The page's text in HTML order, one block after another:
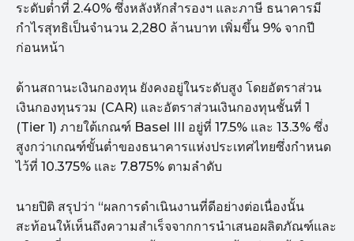
ระดับต่ำที่ 2.40% ซึ่งหลังหักสำรองฯ และภาษี ธนาคารมี
กำไรสุทธิเป็นจำนวน 2,280 ล้านบาท เพิ่มขึ้น 9% จากปี
ก่อนหน้า
ด้านสถานะเงินกองทุน ยังคงอยู่ในระดับสูง โดยอัตราส่วน
เงินกองทุนรวม (CAR) และอัตราส่วนเงินกองทุนชั้นที่ 1
(Tier 1) ภายใต้เกณฑ์ Basel III อยู่ที่ 17.5% และ 13.3% ซึ่ง
สูงกว่าเกณฑ์ขั้นต่ำของธนาคารแห่งประเทศไทยซึ่งกำหนด
ไว้ที่ 10.375% และ 7.875% ตามลำดับ
นายปิติ สรุปว่า “ผลการดำเนินงานที่ดีอย่างต่อเนื่องนั้น
สะท้อนให้เห็นถึงความสำเร็จจากการนำเสนอผลิตภัณฑ์และ